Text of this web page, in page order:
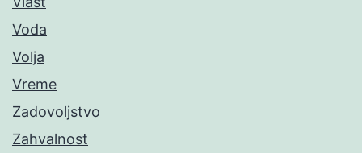
Voda
Volja
Vreme
Zadovoljstvo
Zahvalnost